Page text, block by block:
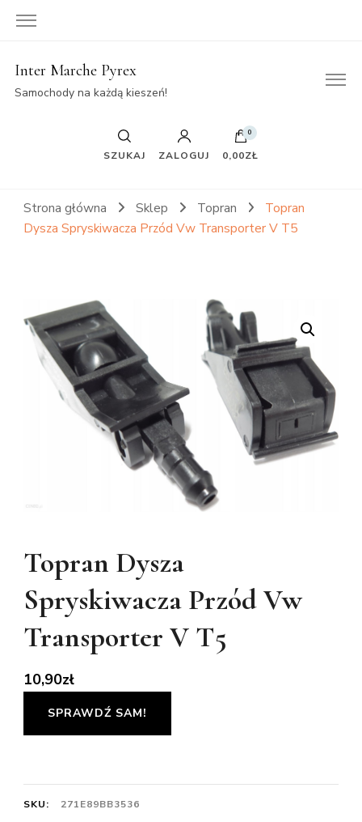
Inter Marche Pyrex
Samochody na każdą kieszeń!
SZUKAJ ZALOGUJ
0
0,00ZŁ
Strona główna Sklep Topran
Topran
Dysza Spryskiwacza Przód Vw Transporter V T5
Topran Dysza
Spryskiwacza Przód Vw
Transporter V T5
10,90zł
SPRAWDŹ SAM!
SKU:
271E89BB3536